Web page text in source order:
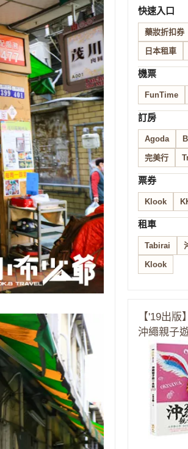
快速入口
藥妝折扣券
日本租車
機票
FunTime
訂房
Agoda
完美行
票券
Klook
租車
Tabirai
Klook
【'19出版】
沖繩親子